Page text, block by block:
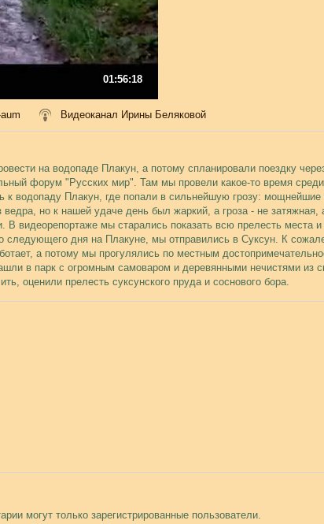
01:56:18
Видеоканал Ирины Беляковой
на водопаде Плакун, а потому спланировали поездку
форум "Русских мир". Там мы провели какое-то время среди
к водопаду Плакун, где попали в сильнейшую грозу: мощнейшие
но к нашей удаче день был жаркий, а гроза - не затяжная,
В видеорепортаже мы старались показать всю прелесть места
следующего дня на Плакуне, мы отправились в Суксун. К
а потому мы прогулялись по местным
в парк с огромным самоваром и деревянными нечистями из
оценили прелесть суксунского пруда и соснового бора.
могут только зарегистрированные пользователи.